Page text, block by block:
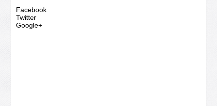
Facebook
Twitter
Google+